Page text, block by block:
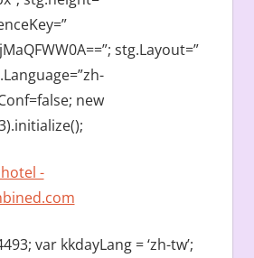
stg.Layout=”
new
var kkdayLang = ‘zh-tw’;